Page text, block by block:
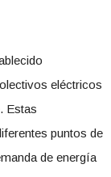
eléctricos
Estas
puntos de
de energía